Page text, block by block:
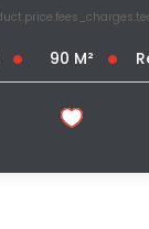
90 M²